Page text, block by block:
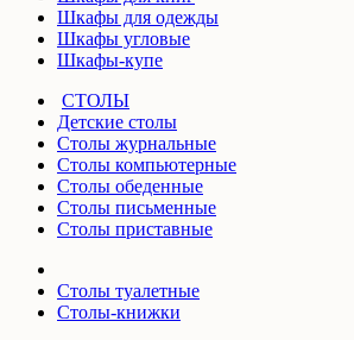
Шкафы для одежды
Шкафы угловые
Шкафы-купе
СТОЛЫ
Детские столы
Столы журнальные
Столы компьютерные
Столы обеденные
Столы письменные
Столы приставные
Столы туалетные
Столы-книжки